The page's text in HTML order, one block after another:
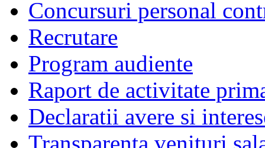
Concursuri personal
Recrutare
Program audiente
Raport de activitate
Declaratii avere si
Transparenta venituri